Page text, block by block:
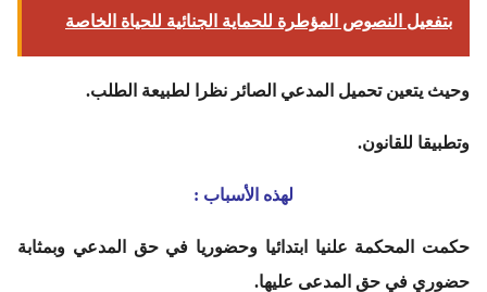
بتفعيل النصوص المؤطرة للحماية الجنائية للحياة الخاصة
وحيث يتعين تحميل المدعي الصائر نظرا لطبيعة الطلب.
وتطبيقا للقانون.
لهذه الأسباب :
حكمت المحكمة علنيا ابتدائيا وحضوريا في حق المدعي وبمثابة
حضوري في حق المدعى عليها.